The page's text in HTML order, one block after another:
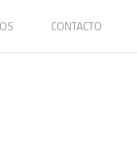
CONTACTO